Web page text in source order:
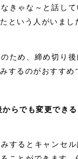
きゃな～と話し
という人がいまし
ため、締め切り
するのがおすすめ
らでも変更できる
するとキャンセル